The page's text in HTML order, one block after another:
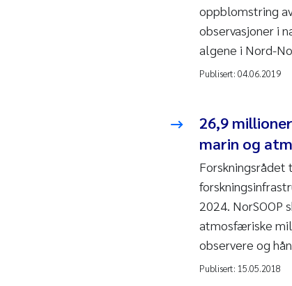
oppblomstring
observasjoner i
algene i Nord-
Publisert: 04.06.2019
26,9
marin og
2024. NorSOOP
atmosfæriske
observere og
Publisert: 15.05.2018